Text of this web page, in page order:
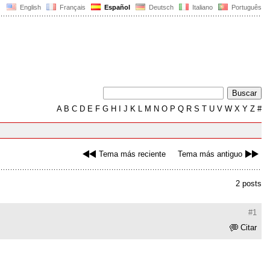
English Français Español Deutsch Italiano Português
AB C D E F G H J K L M N O P Q R S T U V W X Y Z #
Tema más reciente Tema más antiguo
2 posts
#1
Citar